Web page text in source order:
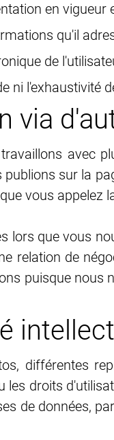
en
qu'il
de
ni
via
avec
sur la
vous appelez
que vous
relation de
puisque
différentes
droits
de données,